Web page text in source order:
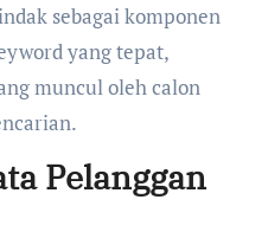
sebagai komponen
yang tepat,
muncul oleh calon
Pelanggan